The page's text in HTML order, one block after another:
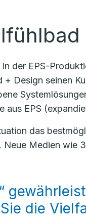
der EPS-
Design seinen
aus EPS
das
Medien wie
die